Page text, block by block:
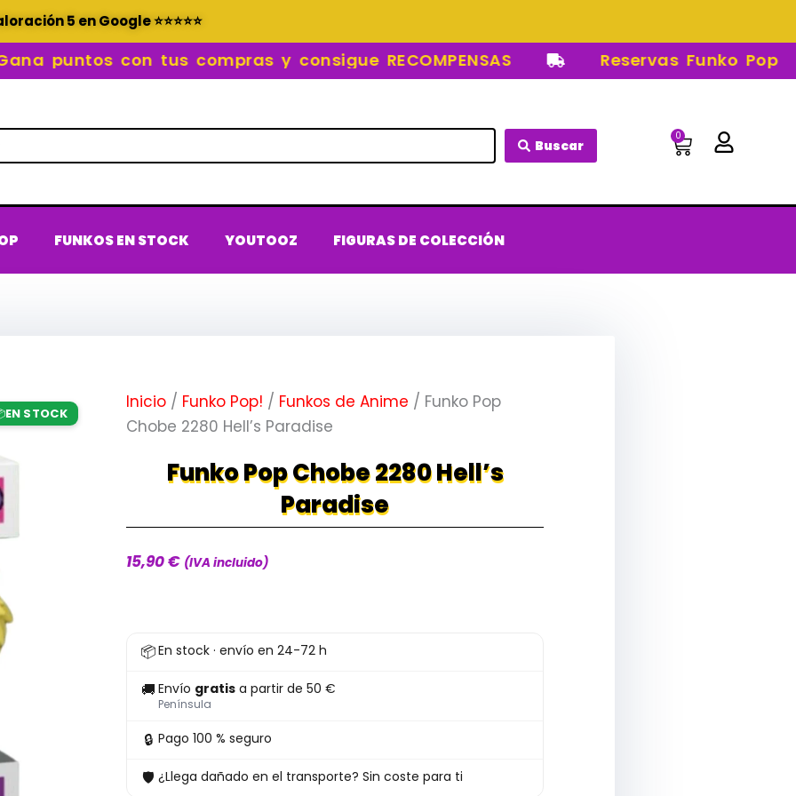
5 en Google ⭐⭐⭐⭐⭐
puntos con tus compras y consigue RECOMPENSAS Reservas Funko Pop
Buscar
0
Carrito
FUNKOS EN STOCK YOUTOOZ FIGURAS DE COLECCIÓN
EN STOCK
Inicio / Funko Pop! / Funkos de Anime / Funko Pop
Chobe 2280 Hell’s Paradise
Funko Pop Chobe 2280 Hell’s
Paradise
15,90€ (IVA incluido)
📦En stock · envío en 24-72 h
🚚 Envío gratis a partir de 50 €
Península
🔒 Pago 100 % seguro
🛡 ¿Llega dañado en el transporte? Sin coste para ti
Pop
Chobe
2280
Hell’s
cantidad